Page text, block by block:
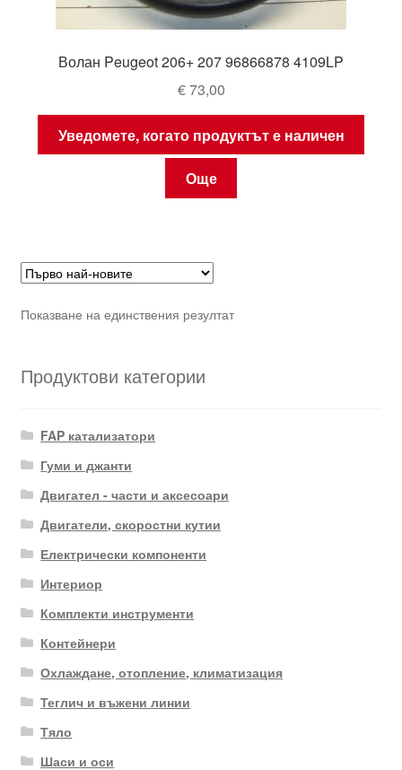
Волан Peugeot 206+ 207 96866878 4109LP
€73,00
Уведомете, когато продуктът е наличен
Още
Показване на единствения резултат
Продуктови категории
FAP катализатори
Гуми и джанти
Двигател - части и аксесоари
Двигатели, скоростни кутии
Електрически компоненти
Интериор
Комплекти инструменти
Контейнери
Охлаждане, отопление, климатизация
Теглич и въжени линии
Тяло
Шаси и оси